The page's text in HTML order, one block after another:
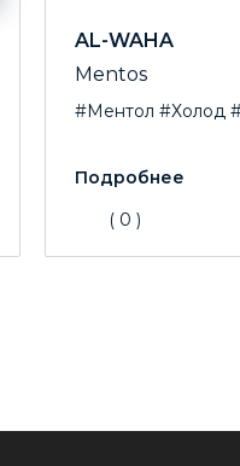
AL-WAHA
Mentos
#Ментол #Холод
( 0 )